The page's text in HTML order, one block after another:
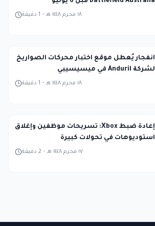
1 دقيقة - ١٨ محرم ١٤٤٨ هـ
انفجار يُعطل موقع اختبار محركات الصواريخ
لشركة Anduril في ميسيسيبي
1 دقيقة - ١٨ محرم ١٤٤٨ هـ
إعادة ضبط Xbox: تسريحات موظفين وإغلاق
استوديوهات في تحولات كبيرة
2 دقيقة - ١٧ محرم ١٤٤٨ هـ